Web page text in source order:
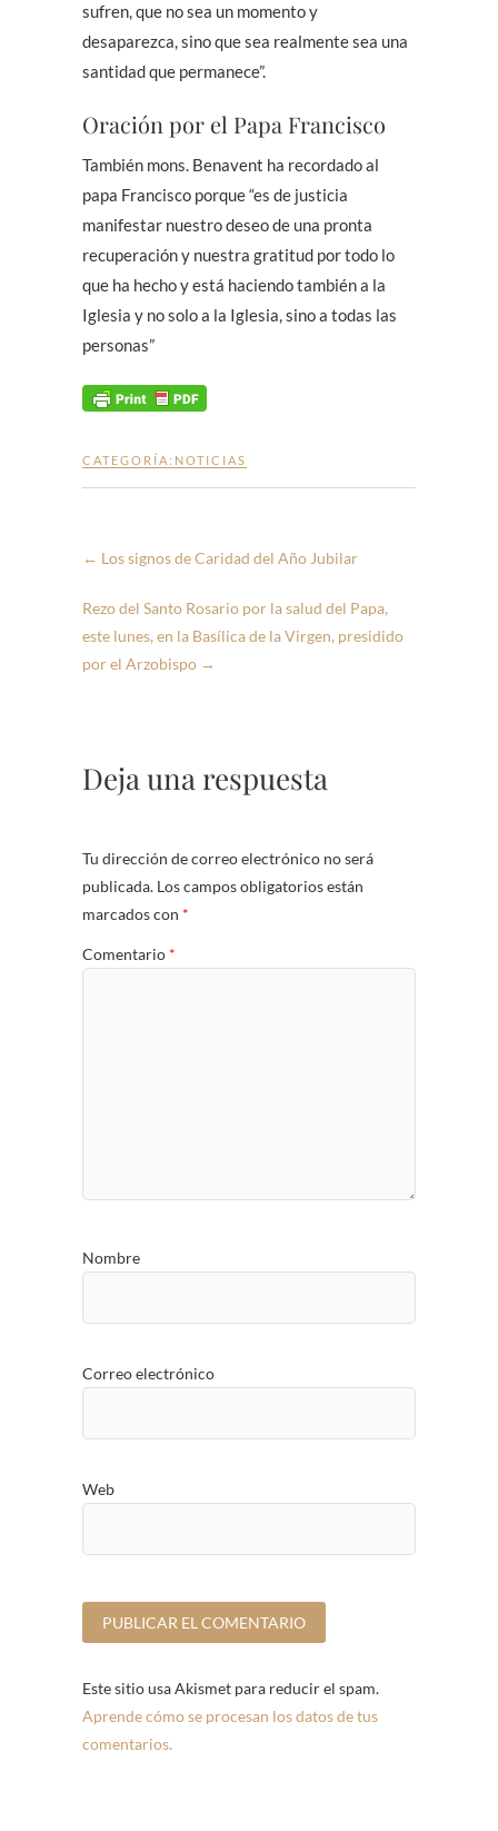
sufren, que no sea un momento y
desaparezca, sino que sea realmente sea una
santidad que permanece”.
Oración por el Papa Francisco
También mons. Benavent ha recordado al
papa Francisco porque “es de justicia
manifestar nuestro deseo de una pronta
recuperación y nuestra gratitud por todo lo
que ha hecho y está haciendo también a la
Iglesia y no solo a la Iglesia, sino a todas las
personas”
CATEGORÍA: NOTICIAS
← Los signos de Caridad del Año Jubilar
Rezo del Santo Rosario por la salud del Papa,
este lunes, en la Basílica de la Virgen, presidido
por el Arzobispo →
Deja una respuesta
Tu dirección de correo electrónico no será
publicada. Los campos obligatorios están
marcados con *
Comentario *
Nombre
Correo electrónico
Web
Este sitio usa Akismet para reducir el spam.
Aprende cómo se procesan los datos de tus
comentarios.